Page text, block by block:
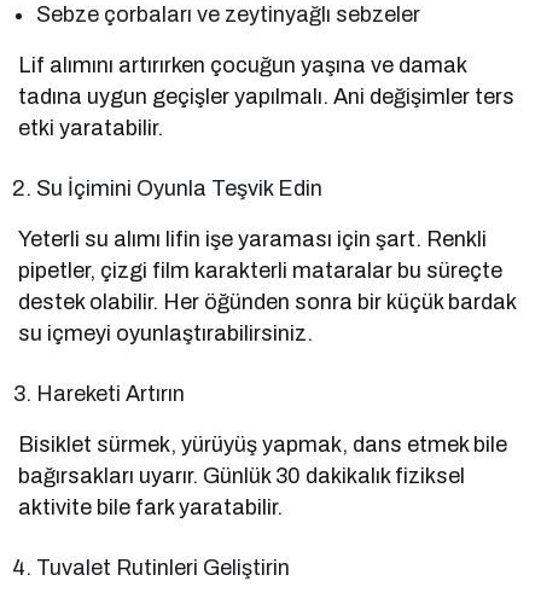
Sebze çorbaları ve zeytinyağlı sebzeler
Lif alımını artırırken çocuğun yaşına ve damak
tadına uygun geçişler yapılmalı. Ani değişimler ters
etki yaratabilir.
Su İçimini Oyunla Teşvik Edin
Yeterli su alımı lifin işe yaraması için şart. Renkli
pipetler, çizgi film karakterli mataralar bu süreçte
destek olabilir. Her öğünden sonra bir küçük bardak
su içmeyi oyunlaştırabilirsiniz.
Hareketi Artırın
Bisiklet sürmek, yürüyüş yapmak, dans etmek bile
bağırsakları uyarır. Günlük 30 dakikalık fiziksel
aktivite bile fark yaratabilir.
Tuvalet Rutinleri Geliştirin